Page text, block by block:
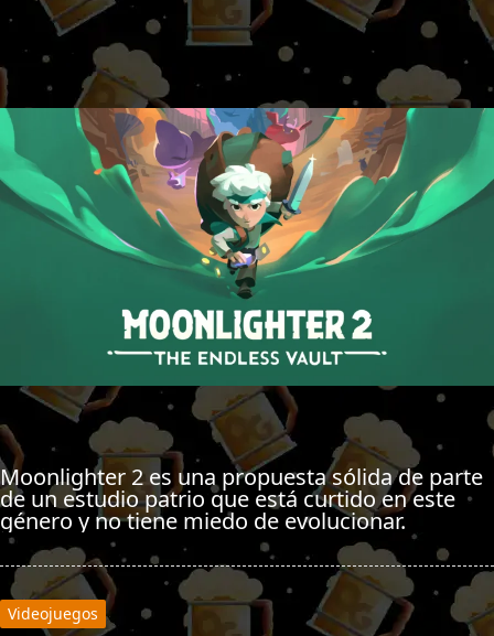
Moonlighter 2 es una propuesta sólida de parte
de un estudio patrio que está curtido en este
género y no tiene miedo de evolucionar.
Videojuegos